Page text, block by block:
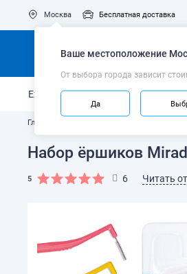
Москва
Ваше местоположение
От выбора города зависит
Да
Бесплатная доставка
Ежедневный уход Укрепление
Главная
Набор ёршиков
5 6 Читать